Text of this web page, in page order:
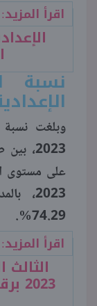
اقرأ المزيد:
نسبة
الإعدادية
وبلغت نسبة
2023،
74.29%.
اقرأ المزيد: